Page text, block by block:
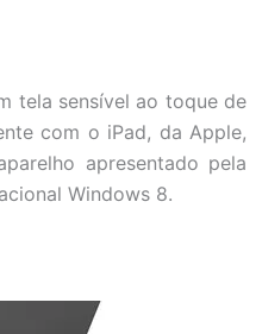
tela sensível ao toque de
com o iPad, da Apple,
apresentado pela
Windows 8.